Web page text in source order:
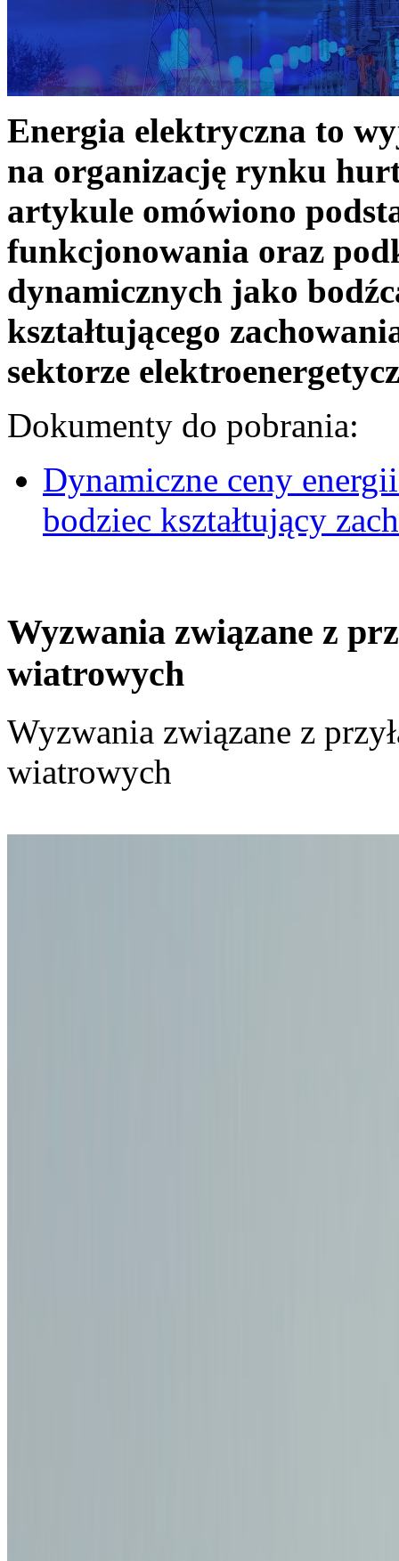
Energia elektryczna to
na organizację rynku
artykule omówiono
funkcjonowania oraz
dynamicznych jako
kształtującego
sektorze
Dokumenty do pobrania:
Dynamiczne ceny
bodziec kształtujący
Wyzwania związane z
wiatrowych
Wyzwania związane z
wiatrowych